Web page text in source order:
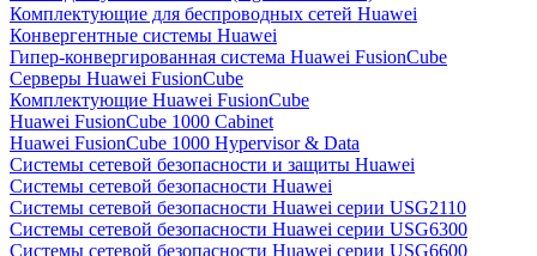
Комплектующие для беспроводных сетей Huawei
Конвергентные системы Huawei
Гипер-конвергированная система Huawei FusionCube
Серверы Huawei FusionCube
Комплектующие Huawei FusionCube
Huawei FusionCube 1000 Cabinet
Huawei FusionCube 1000 Hypervisor & Data
Системы сетевой безопасности и защиты Huawei
Системы сетевой безопасности Huawei
Системы сетевой безопасности Huawei серии USG2110
Системы сетевой безопасности Huawei серии USG6300
Системы сетевой безопасности Huawei серии USG6600